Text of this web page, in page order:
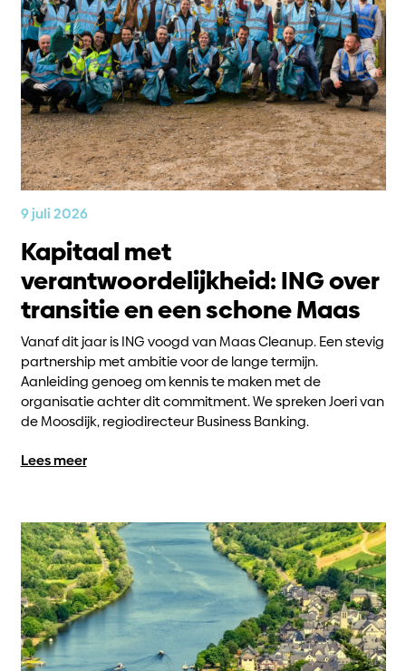
9 juli 2026
Kapitaal met
verantwoordelijkheid: ING over
transitie en een schone Maas
Vanaf dit jaar is ING voogd van Maas Cleanup. Een stevig
partnership met ambitie voor de lange termijn.
Aanleiding genoeg om kennis te maken met de
organisatie achter dit commitment. We spreken Joeri van
de Moosdijk, regiodirecteur Business Banking.
Lees meer